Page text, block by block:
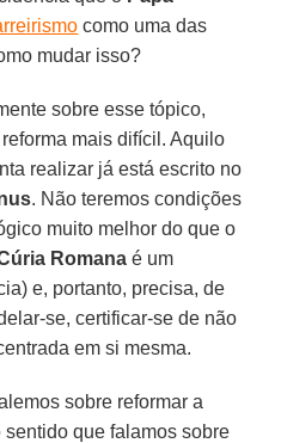
como uma das
mudar isso?
sobre esse tópico,
mais difícil. Aquilo
realizar já está escrito no
. Não teremos condições
muito melhor do que o
Romana é um
e, portanto, precisa, de
se, certificar-se de não
em si mesma.
sobre reformar a
sentido que falamos sobre